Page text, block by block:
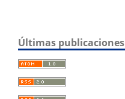
Últimas publicaciones